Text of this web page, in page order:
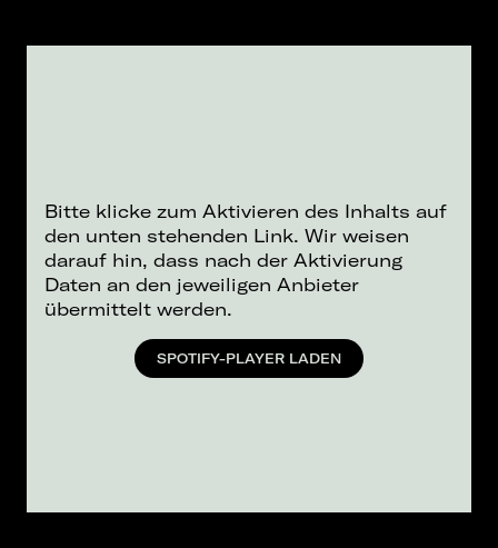
Bitte klicke zum Aktivieren des Inhalts auf
den unten stehenden Link. Wir weisen
darauf hin, dass nach der Aktivierung
Daten an den jeweiligen Anbieter
übermittelt werden.
SPOTIFY-PLAYER LADEN